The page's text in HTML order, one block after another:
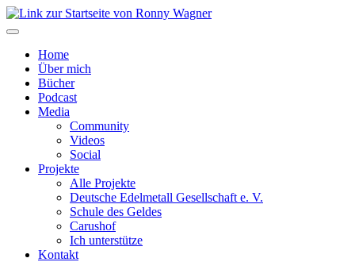
Home
Über mich
Bücher
Podcast
Media
Community
Videos
Social
Projekte
Alle Projekte
Deutsche Edelmetall Gesellschaft e. V.
Schule des Geldes
Carushof
Ich unterstütze
Kontakt